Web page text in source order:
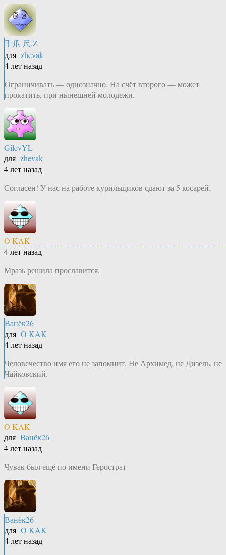
千爪 尺.Z
для zhevak
4 лет назад
Ограничивать — однозначно. На счёт второго — может
прокатить, при нынешней молодежи.
GilevYL
для zhevak
4 лет назад
Согласен! У нас на работе курильщиков сдают за 5 косарей.
O KAK
4 лет назад
Мразь решила прославится.
Ванёк26
для O KAK
4 лет назад
Человечество имя его не запомнит. Не Архимед, не Дизель, не
Чайковский.
O KAK
для Ванёк26
4 лет назад
Чувак был ещё по имени Герострат
Ванёк26
для O KAK
4 лет назад